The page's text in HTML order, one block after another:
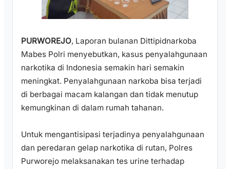
PURWOREJO, Laporan bulanan Dittipidnarkoba
Mabes Polri menyebutkan, kasus penyalahgunaan
narkotika di Indonesia semakin hari semakin
meningkat. Penyalahgunaan narkoba bisa terjadi
di berbagai macam kalangan dan tidak menutup
kemungkinan di dalam rumah tahanan.
Untuk mengantisipasi terjadinya penyalahgunaan
dan peredaran gelap narkotika di rutan, Polres
Purworejo melaksanakan tes urine terhadap